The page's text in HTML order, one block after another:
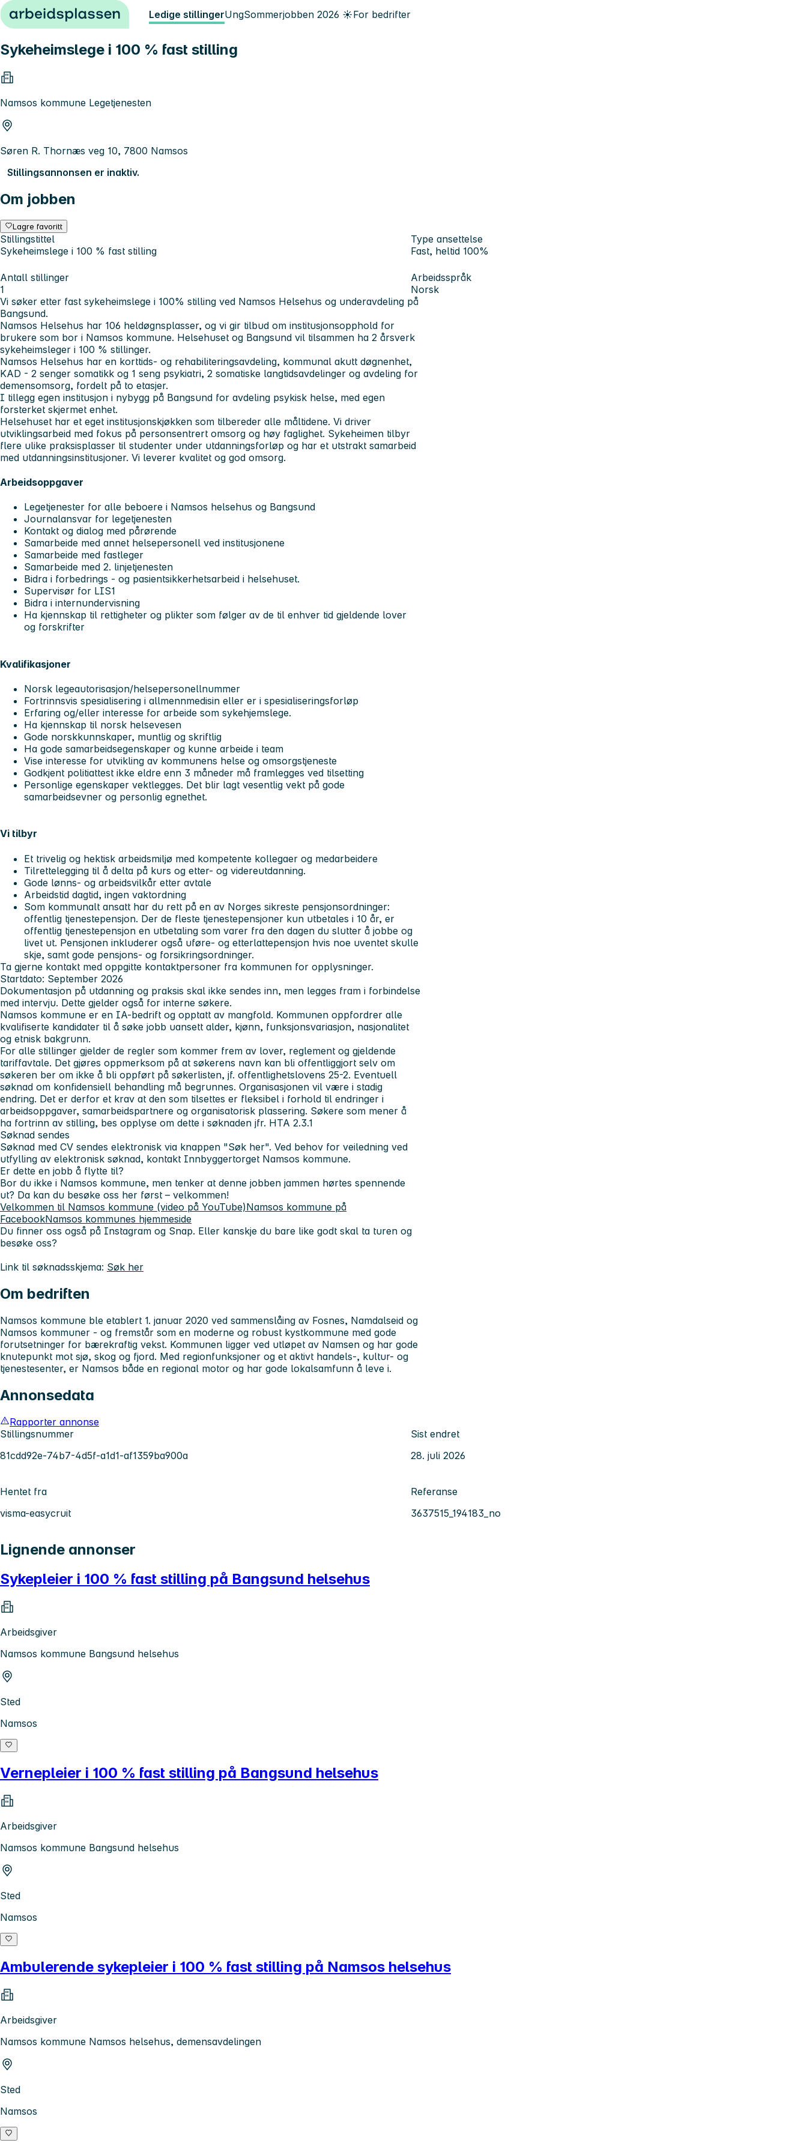
Hopp til innhold Ledige stillingerUngSommerjobben 2026 ☀️For bedrifter
Sykeheimslege i 100 % fast stilling
Namsos kommune Legetjenesten
Søren R. Thornæs veg 10, 7800 Namsos
Stillingsannonsen er inaktiv.
Om jobben
Lagre favoritt
Stillingstittel
Sykeheimslege i 100 % fast stilling
Type ansettelse
Fast, heltid 100%
Antall stillinger
1
Arbeidsspråk
Norsk
Vi søker etter fast sykeheimslege i 100% stilling ved Namsos Helsehus og underavdeling på
Bangsund.
Namsos Helsehus har 106 heldøgnsplasser, og vi gir tilbud om institusjonsopphold for
brukere som bor i Namsos kommune. Helsehuset og Bangsund vil tilsammen ha 2 årsverk
sykeheimsleger i 100 % stillinger.
Namsos Helsehus har en korttids- og rehabiliteringsavdeling, kommunal akutt døgnenhet,
KAD - 2 senger somatikk og 1 seng psykiatri, 2 somatiske langtidsavdelinger og avdeling for
demensomsorg, fordelt på to etasjer.
I tillegg egen institusjon i nybygg på Bangsund for avdeling psykisk helse, med egen
forsterket skjermet enhet.
Helsehuset har et eget institusjonskjøkken som tilbereder alle måltidene. Vi driver
utviklingsarbeid med fokus på personsentrert omsorg og høy faglighet. Sykeheimen tilbyr
flere ulike praksisplasser til studenter under utdanningsforløp og har et utstrakt samarbeid
med utdanningsinstitusjoner. Vi leverer kvalitet og god omsorg.
Arbeidsoppgaver
Legetjenester for alle beboere i Namsos helsehus og Bangsund
Journalansvar for legetjenesten
Kontakt og dialog med pårørende
Samarbeide med annet helsepersonell ved institusjonene
Samarbeide med fastleger
Samarbeide med 2. linjetjenesten
Bidra i forbedrings - og pasientsikkerhetsarbeid i helsehuset.
Supervisør for LIS1
Bidra i internundervisning
Ha kjennskap til rettigheter og plikter som følger av de til enhver tid gjeldende lover
og forskrifter
Kvalifikasjoner
Norsk legeautorisasjon/helsepersonellnummer
Fortrinnsvis spesialisering i allmennmedisin eller er i spesialiseringsforløp
Erfaring og/eller interesse for arbeide som sykehjemslege.
Ha kjennskap til norsk helsevesen
Gode norskkunnskaper, muntlig og skriftlig
Ha gode samarbeidsegenskaper og kunne arbeide i team
Vise interesse for utvikling av kommunens helse og omsorgstjeneste
Godkjent politiattest ikke eldre enn 3 måneder må framlegges ved tilsetting
Personlige egenskaper vektlegges. Det blir lagt vesentlig vekt på gode
samarbeidsevner og personlig egnethet.
Vi tilbyr
Et trivelig og hektisk arbeidsmiljø med kompetente kollegaer og medarbeidere
Tilrettelegging til å delta på kurs og etter- og videreutdanning.
Gode lønns- og arbeidsvilkår etter avtale
Arbeidstid dagtid, ingen vaktordning
Som kommunalt ansatt har du rett på en av Norges sikreste pensjonsordninger:
offentlig tjenestepensjon. Der de fleste tjenestepensjoner kun utbetales i 10 år, er
offentlig tjenestepensjon en utbetaling som varer fra den dagen du slutter å jobbe og
livet ut. Pensjonen inkluderer også uføre- og etterlattepensjon hvis noe uventet skulle
skje, samt gode pensjons- og forsikringsordninger.
Ta gjerne kontakt med oppgitte kontaktpersoner fra kommunen for opplysninger.
Startdato: September 2026
Dokumentasjon på utdanning og praksis skal ikke sendes inn, men legges fram i forbindelse
med intervju. Dette gjelder også for interne søkere.
Namsos kommune er en IA-bedrift og opptatt av mangfold. Kommunen oppfordrer alle
kvalifiserte kandidater til å søke jobb uansett alder, kjønn, funksjonsvariasjon, nasjonalitet
og etnisk bakgrunn.
For alle stillinger gjelder de regler som kommer frem av lover, reglement og gjeldende
tariffavtale. Det gjøres oppmerksom på at søkerens navn kan bli offentliggjort selv om
søkeren ber om ikke å bli oppført på søkerlisten, jf. offentlighetslovens 25-2. Eventuell
søknad om konfidensiell behandling må begrunnes. Organisasjonen vil være i stadig
endring. Det er derfor et krav at den som tilsettes er fleksibel i forhold til endringer i
arbeidsoppgaver, samarbeidspartnere og organisatorisk plassering. Søkere som mener å
ha fortrinn av stilling, bes opplyse om dette i søknaden jfr. HTA 2.3.1
Søknad sendes
Søknad med CV sendes elektronisk via knappen "Søk her". Ved behov for veiledning ved
utfylling av elektronisk søknad, kontakt Innbyggertorget Namsos kommune.
Er dette en jobb å flytte til?
Bor du ikke i Namsos kommune, men tenker at denne jobben jammen hørtes spennende
ut? Da kan du besøke oss her først – velkommen!
Velkommen til Namsos kommune (video på YouTube)Namsos kommune på
FacebookNamsos kommunes hjemmeside
Du finner oss også på Instagram og Snap. Eller kanskje du bare like godt skal ta turen og
besøke oss?
Link til søknadsskjema: Søk her
Om bedriften
Namsos kommune ble etablert 1. januar 2020 ved sammenslåing av Fosnes, Namdalseid og
Namsos kommuner - og fremstår som en moderne og robust kystkommune med gode
forutsetninger for bærekraftig vekst. Kommunen ligger ved utløpet av Namsen og har gode
knutepunkt mot sjø, skog og fjord. Med regionfunksjoner og et aktivt handels-, kultur- og
tjenestesenter, er Namsos både en regional motor og har gode lokalsamfunn å leve i.
Annonsedata
Rapporter annonse
Stillingsnummer
81cdd92e-74b7-4d5f-a1d1-af1359ba900a
Sist endret
28. juli 2026
Hentet fra
visma-easycruit
Referanse
3637515_194183_no
Lignende annonser
Sykepleier i 100 % fast stilling på Bangsund helsehus
Arbeidsgiver
Namsos kommune Bangsund helsehus
Sted
Namsos
Vernepleier i 100 % fast stilling på Bangsund helsehus
Arbeidsgiver
Namsos kommune Bangsund helsehus
Sted
Namsos
Ambulerende sykepleier i 100 % fast stilling på Namsos helsehus
Arbeidsgiver
Namsos kommune Namsos helsehus, demensavdelingen
Sted
Namsos